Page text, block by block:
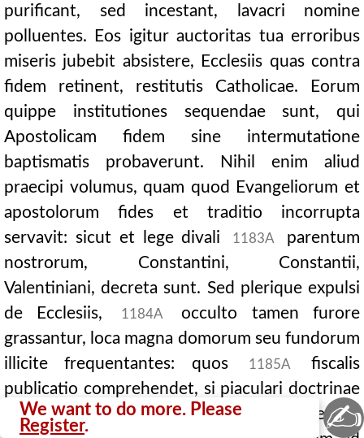
purificant, sed incestant, lavacri nomine
polluentes. Eos igitur auctoritas tua erroribus
miseris jubebit absistere, Ecclesiis quas contra
fidem retinent, restitutis Catholicae. Eorum
quippe institutiones sequendae sunt, qui
Apostolicam fidem sine intermutatione
baptismatis probaverunt. Nihil enim aliud
praecipi volumus, quam quod Evangeliorum et
apostolorum fides et traditio incorrupta
servavit: sicut et lege divali
1183A
parentum
nostrorum, Constantini, Constantii,
Valentiniani, decreta sunt. Sed plerique expulsi
de Ecclesiis,
1184A
occulto tamen furore
grassantur, loca magna domorum seu fundorum
illicite frequentantes: quos
1185A
fiscalis
publicatio comprehendet, si piaculari doctrinae
secreta praebuerint: nihil ut ab eo tenore
We want to do more. Please
Register. ✍